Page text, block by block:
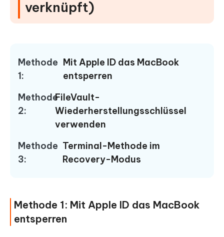
verknüpft)
Methode
1:
Mit Apple ID das MacBook
entsperren
Methode
2:
FileVault-
Wiederherstellungsschlüssel
verwenden
Methode
3:
Terminal-Methode im
Recovery-Modus
Methode 1: Mit Apple ID das MacBook
entsperren